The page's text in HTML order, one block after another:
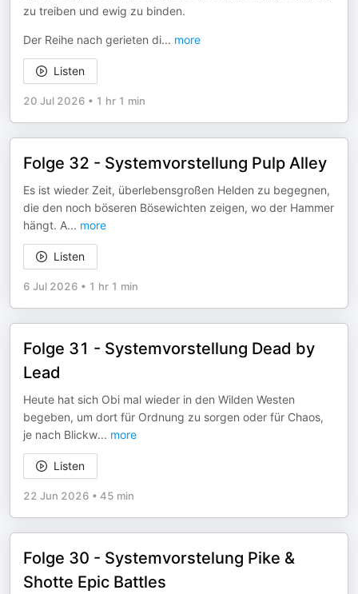
zu treiben und ewig zu binden.
Der Reihe nach gerieten di... more
Listen
20 Jul 2026 • 1 hr 1 min
Folge 32 - Systemvorstellung Pulp Alley
Es ist wieder Zeit, überlebensgroßen Helden zu begegnen,
die den noch böseren Bösewichten zeigen, wo der Hammer
hängt. A... more
Listen
6 Jul 2026 • 1 hr 1 min
Folge 31 - Systemvorstellung Dead by
Lead
Heute hat sich Obi mal wieder in den Wilden Westen
begeben, um dort für Ordnung zu sorgen oder für Chaos,
je nach Blickw... more
Listen
22 Jun 2026 • 45 min
Folge 30 - Systemvorstelung Pike &
Shotte Epic Battles